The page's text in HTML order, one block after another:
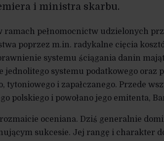
i ministra skarbu.
ramach pełnomocnictw udzielonych
poprzez m.in. radykalne cięcia
systemu ściągania danin
jednolitego systemu podatkowego oraz
tytoniowego i zapałczanego. Przede
polskiego i powołano jego emitenta,
rozmaicie oceniana. Dziś generalnie
sukcesie. Jej rangę i charakter